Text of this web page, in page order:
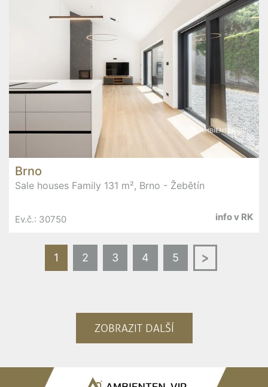
Brno
Sale houses Family 131 m², Brno - Žebětín
Ev.č.: 30750 info v RK
1 2 3 4 5 Další
ZOBRAZIT DALŠÍ